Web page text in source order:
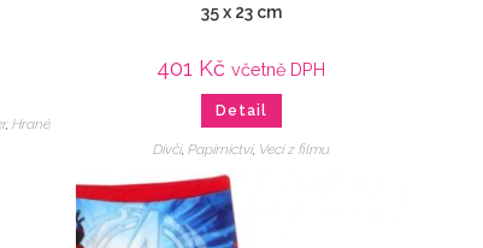
,Hrané
35 x 23 cm
401 Kč včetně DPH
Detail
Dívčí, Papírnictví, Veci z filmu